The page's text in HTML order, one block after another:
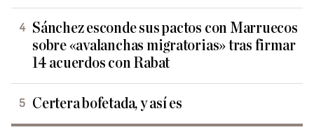
Sánchez esconde sus pactos con Marruecos
sobre «avalanchas migratorias» tras firmar
14 acuerdos con Rabat
Certera bofetada, y así es